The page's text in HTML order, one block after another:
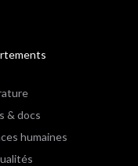
& docs
humaines